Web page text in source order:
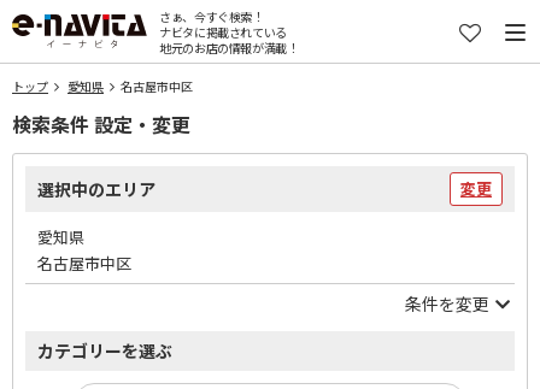
さぁ、今すぐ検索！
ナビタに掲載されている
地元のお店の情報が満載！
トップ 愛知県 名古屋市中区
検索条件 設定・変更
選択中のエリア 変更
愛知県
名古屋市中区
条件を変更
カテゴリーを選ぶ